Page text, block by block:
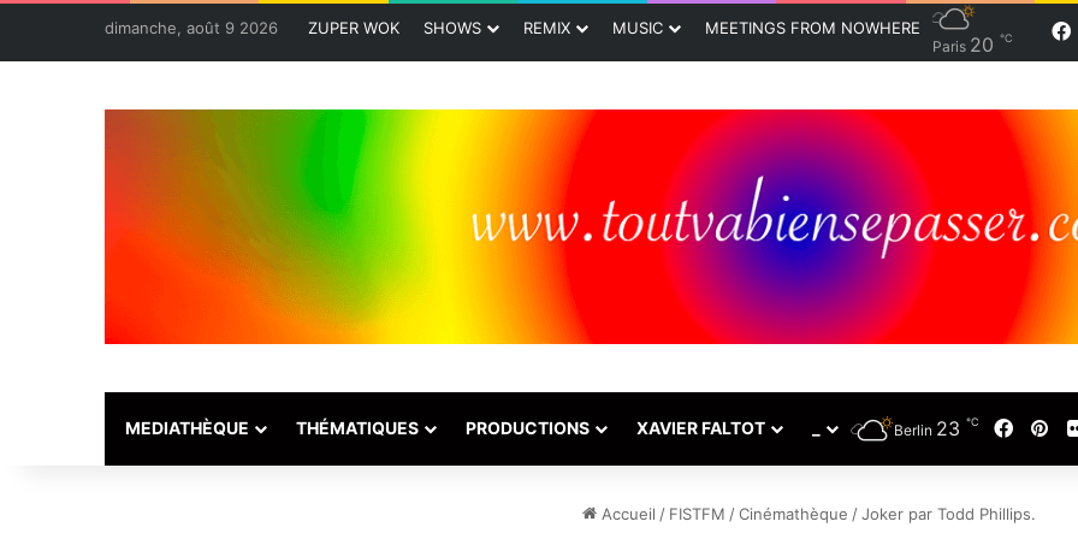
dimanche, août 9 2026 ZUPER WOK SHOWS REMIX MUSIC MEETINGS FROM NOWHERE
Paris 20 ℃
MEDIATHÈQUE THÉMATIQUES PRODUCTIONS XAVIER FALTOT Berlin 23 ℃
Accueil / FISTFM / Cinémathèque / Joker par Todd Phillips.